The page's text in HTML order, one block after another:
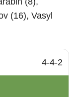
(16), Vasyl
4-4-2